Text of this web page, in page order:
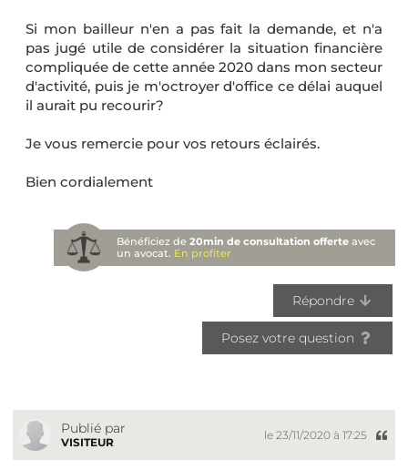
Si mon bailleur n'en a pas fait la demande, et n'a
pas jugé utile de considérer la situation financière
compliquée de cette année 2020 dans mon secteur
d'activité, puis je m'octroyer d'office ce délai auquel
il aurait pu recourir?
Je vous remercie pour vos retours éclairés.
Bien cordialement
Bénéficiez de20min de consultation offerte avec
un avocat. En profiter
Répondre
Posez votre question
Publié par
VISITEUR
le 23/11/2020 à 17:25